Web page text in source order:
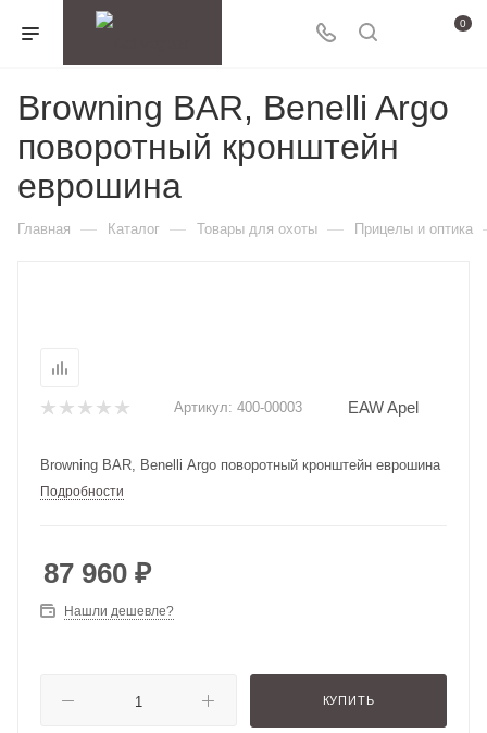
0
Browning BAR, Benelli Argo
поворотный кронштейн
еврошина
Главная — Каталог — Товары для охоты — Прицелы и оптика
Артикул: 400-00003 EAW Apel
Browning BAR, Benelli Argo поворотный кронштейн еврошина
Подробности
87 960 ₽
Нашли дешевле?
КУПИТЬ